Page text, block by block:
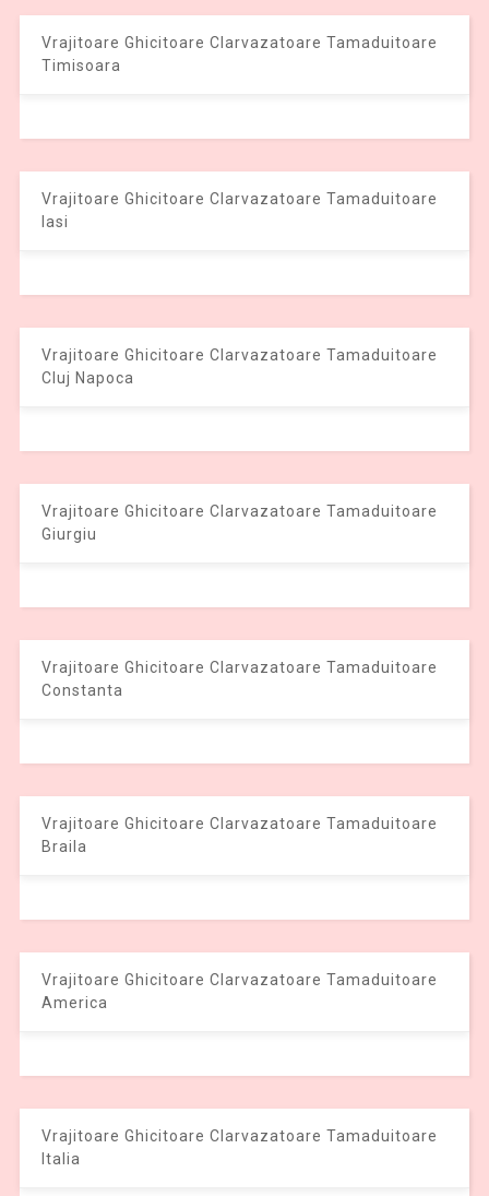
Vrajitoare Ghicitoare Clarvazatoare Tamaduitoare
Timisoara
Vrajitoare Ghicitoare Clarvazatoare Tamaduitoare
Iasi
Vrajitoare Ghicitoare Clarvazatoare Tamaduitoare
Cluj Napoca
Vrajitoare Ghicitoare Clarvazatoare Tamaduitoare
Giurgiu
Vrajitoare Ghicitoare Clarvazatoare Tamaduitoare
Constanta
Vrajitoare Ghicitoare Clarvazatoare Tamaduitoare
Braila
Vrajitoare Ghicitoare Clarvazatoare Tamaduitoare
America
Vrajitoare Ghicitoare Clarvazatoare Tamaduitoare
Italia